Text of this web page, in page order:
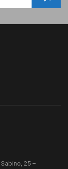
25 –